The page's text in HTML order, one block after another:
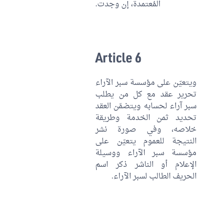
المُعتمدة، إن وجدت.
Article 6
ويتعيّن على مؤسسة سبر الآراء
تحرير عقد مع كل من يطلب
سبر آراء لحسابه ويتضمّن العقد
تحديد ثمن الخدمة وطريقة
خلاصه، وفي صورة نشر
النتيجة للعموم يتعيّن على
مؤسسة سبر الآراء ووسيلة
الإعلام أو الناشر ذكر اسم
الحريف الطالب لسبر الآراء.